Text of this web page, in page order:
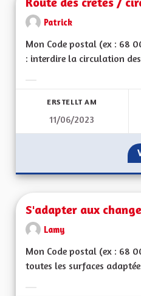
Patrick
Mon Code postal (ex : 68
: interdire la circulation
ERSTELLT AM
11/06/2023
S'adapter aux
Lamy
Mon Code postal (ex : 68
toutes les surfaces